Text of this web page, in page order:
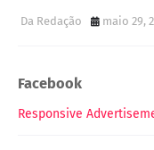
Da Redação maio 29,
Facebook
Responsive